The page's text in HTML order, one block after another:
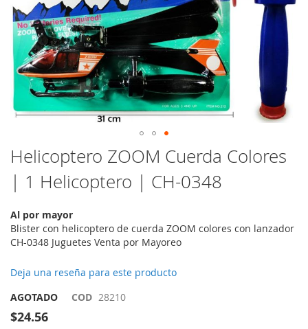
Saltar
al
comienzo
de
galería
de
imágenes
Helicoptero ZOOM Cuerda Colores
| 1 Helicoptero | CH-0348
Al por mayor
Blister con helicoptero de cuerda ZOOM colores con lanzador
CH-0348 Juguetes Venta por Mayoreo
Deja una reseña para este producto
AGOTADO
COD 28210
$24.56